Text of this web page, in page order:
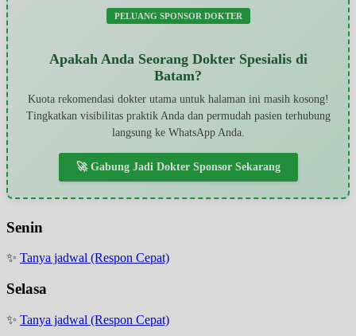
PELUANG SPONSOR DOKTER
Apakah Anda Seorang Dokter Spesialis di
Batam?
Kuota rekomendasi dokter utama untuk halaman ini masih kosong!
Tingkatkan visibilitas praktik Anda dan permudah pasien terhubung
langsung ke WhatsApp Anda.
🚀 Gabung Jadi Dokter Sponsor Sekarang
Senin
✨ Tanya jadwal (Respon Cepat)
Selasa
✨ Tanya jadwal (Respon Cepat)